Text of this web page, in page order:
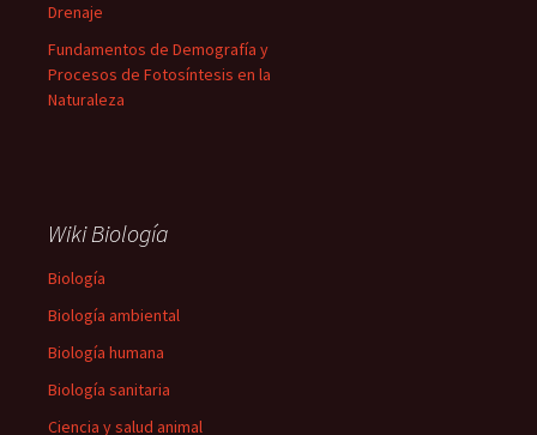
Drenaje
Fundamentos de Demografía y
Procesos de Fotosíntesis en la
Naturaleza
Wiki Biología
Biología
Biología ambiental
Biología humana
Biología sanitaria
Ciencia y salud animal